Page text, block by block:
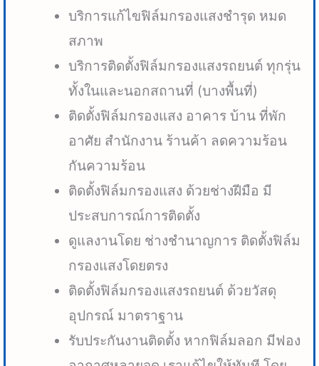
บริการแก้ไขฟิล์มกรองแสงชำรุด หมด
สภาพ
บริการติดตั้งฟิล์มกรองแสงรถยนต์ ทุกรุ่น
ทั้งในและนอกสถานที่ (บางพื้นที่)
ติดตั้งฟิล์มกรองแสง อาคาร บ้าน ที่พัก
อาศัย สำนักงาน ร้านค้า ลดความร้อน
กันความร้อน
ติดตั้งฟิล์มกรองแสง ด้วยช่างฝีมือ มี
ประสบการณ์การติดตั้ง
ดูแลงานโดย ช่างชำนาญการ ติดตั้งฟิล์ม
กรองแสงโดยตรง
ติดตั้งฟิล์มกรองแสงรถยนต์ ด้วยวัสดุ
อุปกรณ์ มาตราฐาน
รับประกันงานติดตั้ง หากฟิล์มลอก มีฟอง